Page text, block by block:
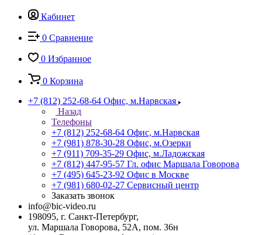
Кабинет
0 Сравнение
0 Избранное
0 Корзина
+7 (812) 252-68-64 Офис, м.Нарвская
Назад
Телефоны
+7 (812) 252-68-64 Офис, м.Нарвская
+7 (981) 878-30-28 Офис, м.Озерки
+7 (911) 709-35-29 Офис, м.Ладожская
+7 (812) 447-95-57 Гл. офис Маршала Говорова
+7 (495) 645-23-92 Офис в Москве
+7 (981) 680-02-27 Сервисный центр
Заказать звонок
info@bic-video.ru
198095, г. Санкт-Петербург,
ул. Маршала Говорова, 52А, пом. 36н